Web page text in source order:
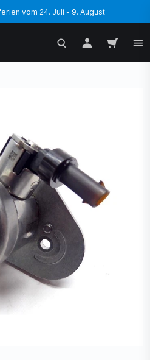
vom 24. Juli - 9. August